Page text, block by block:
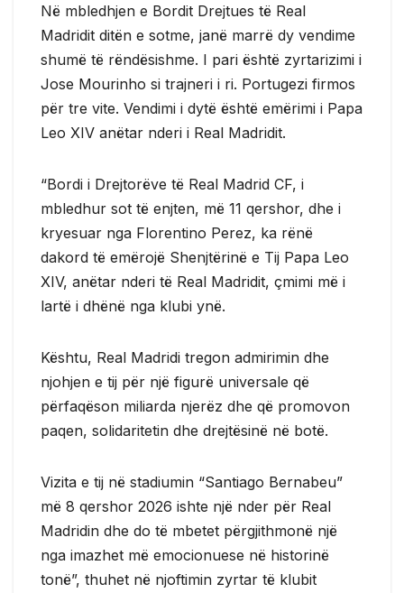
Në mbledhjen e Bordit Drejtues të Real
Madridit ditën e sotme, janë marrë dy vendime
shumë të rëndësishme. I pari është zyrtarizimi i
Jose Mourinho si trajneri i ri. Portugezi firmos
për tre vite. Vendimi i dytë është emërimi i Papa
Leo XIV anëtar nderi i Real Madridit.
“Bordi i Drejtorëve të Real Madrid CF, i
mbledhur sot të enjten, më 11 qershor, dhe i
kryesuar nga Florentino Perez, ka rënë
dakord të emërojë Shenjtërinë e Tij Papa Leo
XIV, anëtar nderi të Real Madridit, çmimi më i
lartë i dhënë nga klubi ynë.
Kështu, Real Madridi tregon admirimin dhe
njohjen e tij për një figurë universale që
përfaqëson miliarda njerëz dhe që promovon
paqen, solidaritetin dhe drejtësinë në botë.
Vizita e tij në stadiumin “Santiago Bernabeu”
më 8 qershor 2026 ishte një nder për Real
Madridin dhe do të mbetet përgjithmonë një
nga imazhet më emocionuese në historinë
tonë”, thuhet në njoftimin zyrtar të klubit